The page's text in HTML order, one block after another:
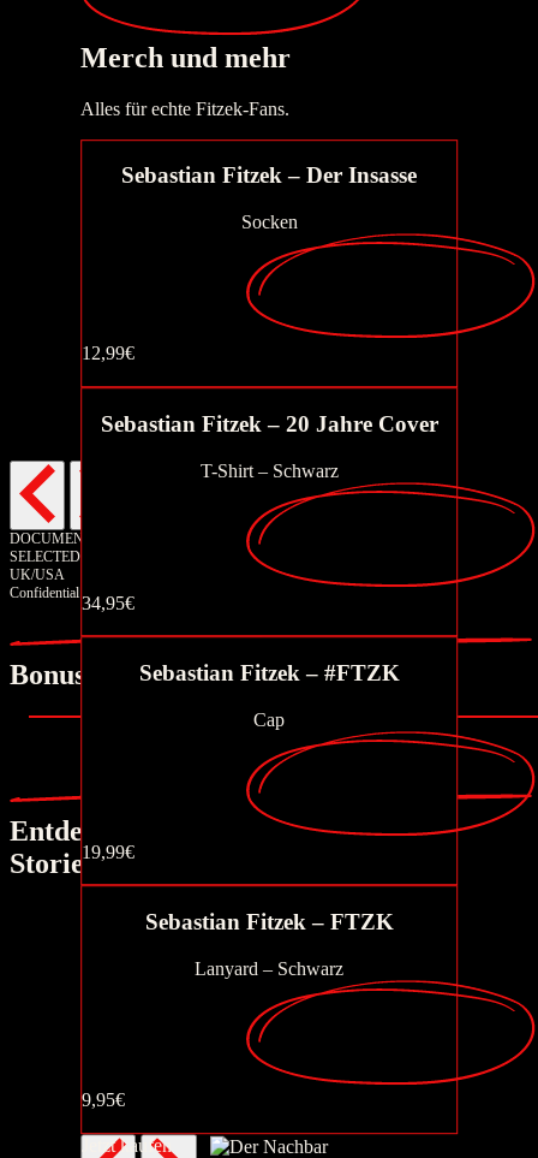
Jetzt kaufen
DOCUMENT LOADED
SELECTED:
UK/USA
Confidential Document
Bonusmaterial
Merchund mehr
Alles für echte Fitzek-Fans.
Sebastian Fitzek – Der Insasse
Socken
12,99€
Sebastian Fitzek – 20 Jahre Cover
T-Shirt – Schwarz
34,95€
Sebastian Fitzek – #FTZK
Cap
19,99€
Sebastian Fitzek – FTZK
Lanyard – Schwarz
9,95€
Jetzt kaufen
Entdecke andere
Stories
Der Nachtzug
REM